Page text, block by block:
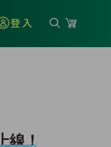
登入
線！